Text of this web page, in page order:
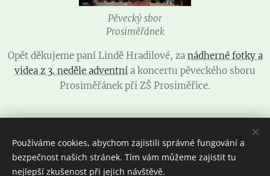
Pěvecký sbor
Prosiměřánek
Opět děkujeme paní Lindě Hradilové, za nádherné fotky a
videa z 3. neděle adventní a koncertu pěveckého sboru
Prosiměřánek při ZŠ Prosiměřice.
Používáme cookies, abychom zajistili správné fungování a
bezpečnost našich stránek. Tím vám můžeme zajistit tu
nejlepší zkušenost při jejich návštěvě.